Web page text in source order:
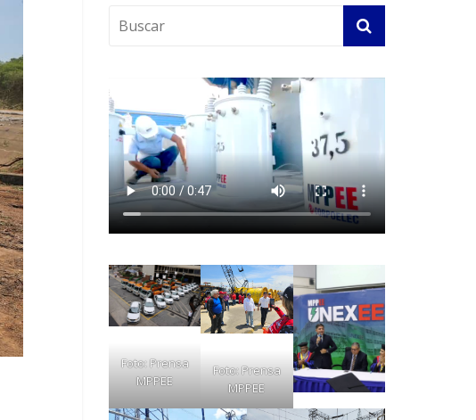
Foto: Prensa
MPPEE
Foto: Prensa
MPPEE